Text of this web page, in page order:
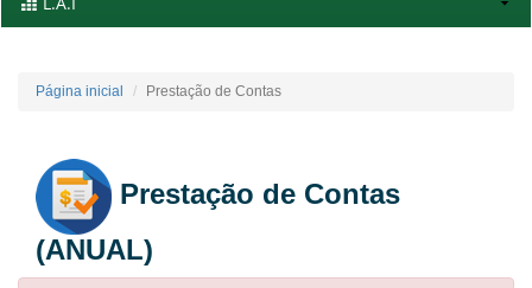
Página inicial Prestação de Contas
Prestação de Contas
(ANUAL)